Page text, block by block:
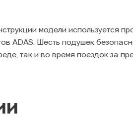
модели используется
ADAS. Шесть подушек
так и во время поездок за